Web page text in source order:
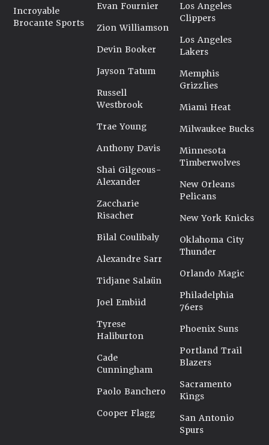
Incroyable
Brocante Sports
Evan Fournier
Zion Williamson
Devin Booker
Jayson Tatum
Russell
Westbrook
Trae Young
Anthony Davis
Shai Gilgeous-
Alexander
Zaccharie
Risacher
Bilal Coulibaly
Alexandre Sarr
Tidjane Salaün
Joel Embiid
Tyrese
Haliburton
Cade
Cunningham
Paolo Banchero
Cooper Flagg
Los Angeles
Clippers
Los Angeles
Lakers
Memphis
Grizzlies
Miami Heat
Milwaukee Bucks
Minnesota
Timberwolves
New Orleans
Pelicans
New York Knicks
Oklahoma City
Thunder
Orlando Magic
Philadelphia
76ers
Phoenix Suns
Portland Trail
Blazers
Sacramento
Kings
San Antonio
Spurs